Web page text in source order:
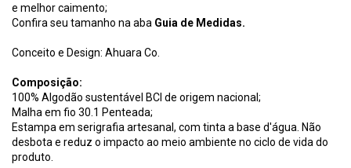
e melhor caimento;
Confira seu tamanho na aba Guia de Medidas.
Conceito e Design: Ahuara Co.
Composição:
100% Algodão sustentável BCI de origem nacional;
Malha em fio 30.1 Penteada;
Estampa em serigrafia artesanal, com tinta a base d'água. Não
desbota e reduz o impacto ao meio ambiente no ciclo de vida do
produto.